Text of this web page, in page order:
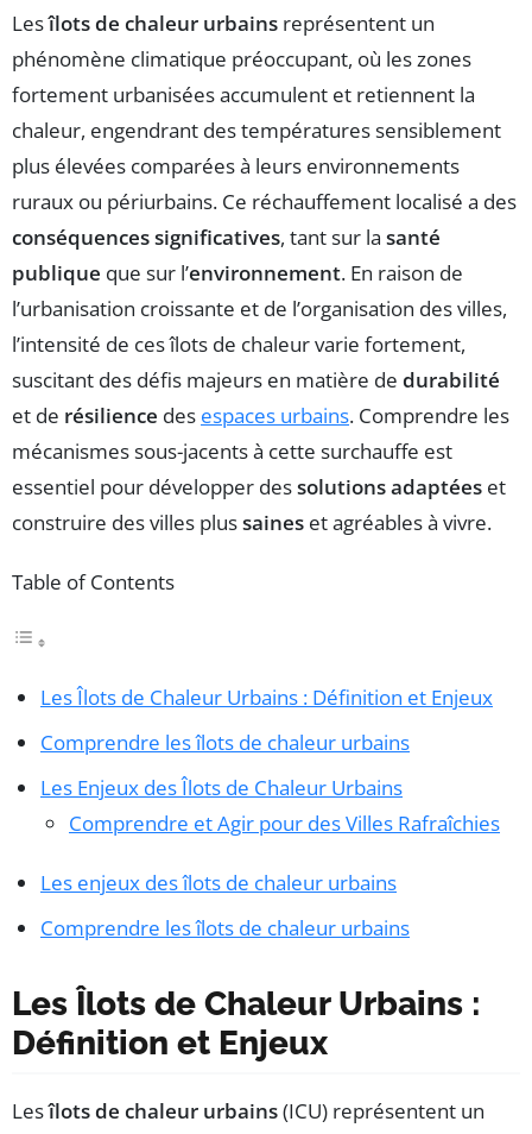
Lesîlots de chaleur urbains représentent un
phénomène climatique préoccupant, où les zones
fortement urbanisées accumulent et retiennent la
chaleur, engendrant des températures sensiblement
plus élevées comparées à leurs environnements
ruraux ou périurbains. Ce réchauffement localisé a des
conséquences significatives, tant sur la santé
publique que sur l’environnement. En raison de
l’urbanisation croissante et de l’organisation des villes,
l’intensité de ces îlots de chaleur varie fortement,
suscitant des défis majeurs en matière de durabilité
et de résilience des espaces urbains. Comprendre les
mécanismes sous-jacents à cette surchauffe est
essentiel pour développer dessolutions adaptées et
construire des villes plussaines et agréables à vivre.
Table of Contents
Les Îlots de Chaleur Urbains : Définition et Enjeux
Comprendre les îlots de chaleur urbains
Les Enjeux des Îlots de Chaleur Urbains
Comprendre et Agir pour des Villes Rafraîchies
Les enjeux des îlots de chaleur urbains
Comprendre les îlots de chaleur urbains
Les Îlots de Chaleur Urbains :
Définition et Enjeux
Lesîlots de chaleur urbains(ICU) représentent un